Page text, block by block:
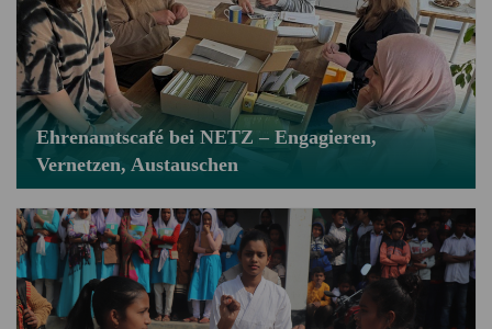
Ehrenamtscafé bei NETZ – Engagieren,
Vernetzen, Austauschen